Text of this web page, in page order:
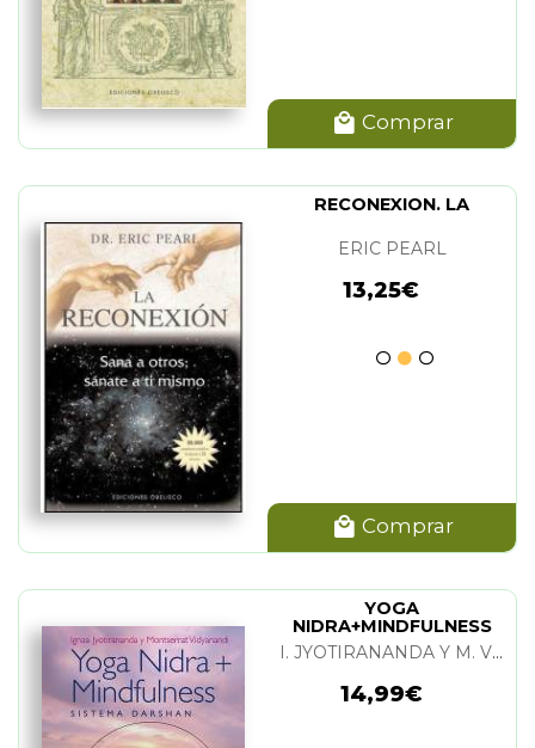
Comprar
RECONEXION. LA
ERIC PEARL
13,25€
Comprar
YOGA
NIDRA+MINDFULNESS
(+CD)
I. JYOTIRANANDA Y M. VIDYANANDI
14,99€